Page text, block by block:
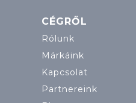
CÉGRŐL
Rólunk
Márkáink
Kapcsolat
Partnereink